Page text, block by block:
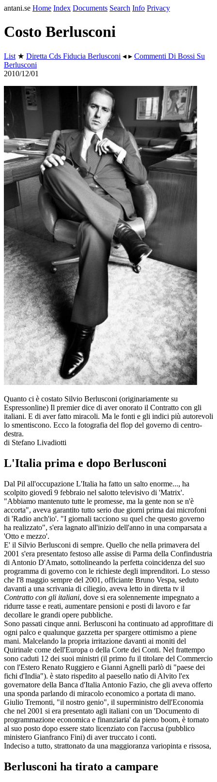
antani.se Home Index Documents Search Info Privacy
Costo Berlusconi
List ★ Diretta Cds Fiducia Berlusconi ◂ ▸ Commenti Di Bossi Su
Berlusconi
2010/12/01
Quanto ci è costato Silvio Berlusconi (originariamente su
Espressonline) Il premier dice di aver onorato il Contratto con gli
italiani. E di aver fatto miracoli. Ma le fonti e gli indici più autorevoli
lo smentiscono. Ecco la fotografia del flop del governo di centro-
destra.
di Stefano Livadiotti
L'Italia prima e dopo Berlusconi
Dal Pil all'occupazione L'Italia ha fatto un salto enorme..., ha
scolpito giovedì 9 febbraio nel salotto televisivo di 'Matrix'.
"Abbiamo mantenuto tutte le promesse, ma la gente non se n'è
accorta", aveva garantito tutto serio due giorni prima dai microfoni
di 'Radio anch'io'. "I giornali tacciono su quel che questo governo
ha realizzato", s'era lagnato all'inizio dell'anno in una comparsata a
'Otto e mezzo'.
E' il Silvio Berlusconi di sempre. Quello che nella primavera del
2001 s'era presentato festoso alle assise di Parma della Confindustria
di Antonio D'Amato, sottolineando la perfetta coincidenza del suo
programma di governo con le richieste degli imprenditori. Lo stesso
che l'8 maggio sempre del 2001, officiante Bruno Vespa, seduto
davanti a una scrivania di ciliegio, aveva letto in diretta tv il
Contratto con gli italiani, dove si era solennemente impegnato a
ridurre tasse e reati, aumentare pensioni e posti di lavoro e far
decollare le grandi opere pubbliche.
Sono passati cinque anni. Berlusconi ha continuato ad approfittare di
ogni palco e qualunque gazzetta per spargere ottimismo a piene
mani. Malcelando la propria irritazione davanti ai moniti del
Quirinale come dell'Europa o della Corte dei Conti. Nel frattempo
sono caduti 12 dei suoi ministri (il primo fu il titolare del Commercio
con l'Estero Renato Ruggiero e Gianni Agnelli parlò di "paese dei
fichi d'India"). è stato rispedito al paesello natìo di Alvito l'ex
governatore della Banca d'Italia Antonio Fazio, che gli aveva offerto
una sponda parlando di miracolo economico a portata di mano.
Giulio Tremonti, "il nostro genio", il superministro dell'Economia
che nel 2001 si era presentato agli italiani con un 'Documento di
programmazione economica e finanziaria' da pieno boom, è tornato
al suo posto dopo essere stato licenziato con l'accusa (pubblico
ministero Gianfranco Fini) di aver truccato i conti.
Indeciso a tutto, strattonato da una maggioranza variopinta e rissosa,
Berlusconi ha tirato a campare